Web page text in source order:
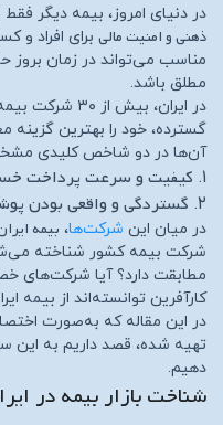
در دنیای امروز، بیمه دیگر
ذهنی و امنیت مالی برای افراد
مناسب می‌تواند در زمان بروز
مطلق باشد.
در ایران، بیش
گسترده، خود را بهترین گزینه
آن‌ها در دو شاخص کلیدی
۱. کیفیت و سرعت پرداخت
۲. گستردگی و واقعی بودن
در میان این شرکت‌ها، بیمه
شرکت بیمه کشور شناخته
مطابقت دارد؟ آیا شرکت‌های
کارآفرین توانسته‌اند از بیمه
در این مقاله که به‌صورت
تهیه شده، قصد داریم به این
دهیم.
شناخت بازار بیمه در